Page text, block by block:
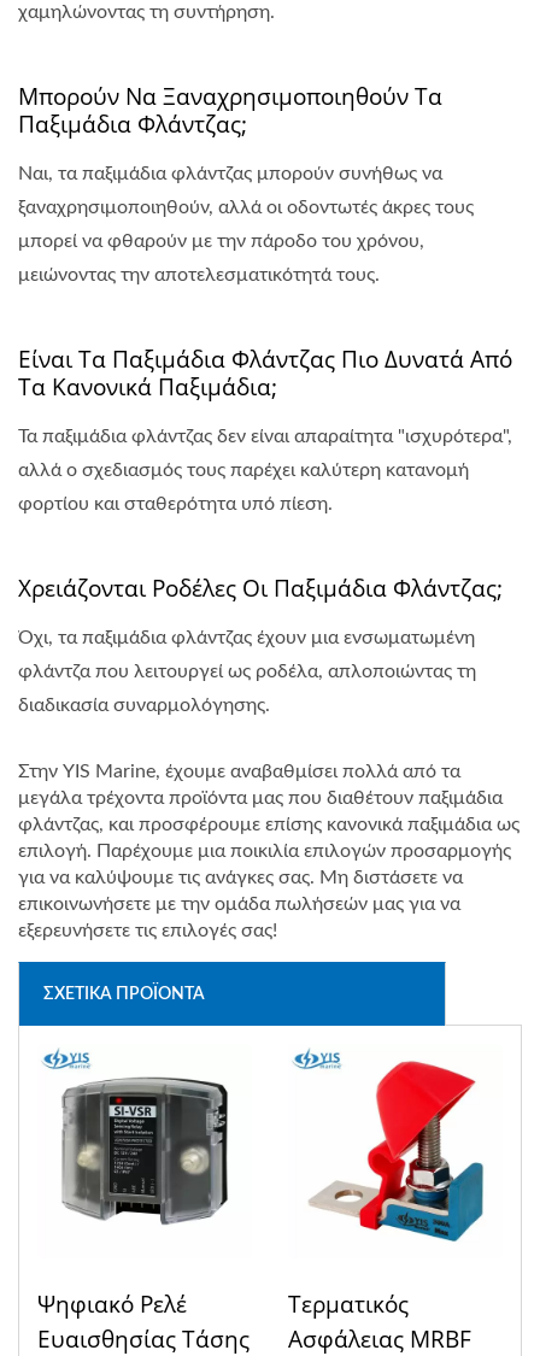
χαμηλώνοντας τη συντήρηση.
Μπορούν Να Ξαναχρησιμοποιηθούν Τα
Παξιμάδια Φλάντζας;
Ναι, τα παξιμάδια φλάντζας μπορούν συνήθως να
ξαναχρησιμοποιηθούν, αλλά οι οδοντωτές άκρες τους
μπορεί να φθαρούν με την πάροδο του χρόνου,
μειώνοντας την αποτελεσματικότητά τους.
Είναι Τα Παξιμάδια Φλάντζας Πιο Δυνατά Από
Τα Κανονικά Παξιμάδια;
Τα παξιμάδια φλάντζας δεν είναι απαραίτητα "ισχυρότερα",
αλλά ο σχεδιασμός τους παρέχει καλύτερη κατανομή
φορτίου και σταθερότητα υπό πίεση.
Χρειάζονται Ροδέλες Οι Παξιμάδια Φλάντζας;
Όχι, τα παξιμάδια φλάντζας έχουν μια ενσωματωμένη
φλάντζα που λειτουργεί ως ροδέλα, απλοποιώντας τη
διαδικασία συναρμολόγησης.
Στην YIS Marine, έχουμε αναβαθμίσει πολλά από τα
μεγάλα τρέχοντα προϊόντα μας που διαθέτουν παξιμάδια
φλάντζας, και προσφέρουμε επίσης κανονικά παξιμάδια ως
επιλογή. Παρέχουμε μια ποικιλία επιλογών προσαρμογής
για να καλύψουμε τις ανάγκες σας. Μη διστάσετε να
επικοινωνήσετε με την ομάδα πωλήσεών μας για να
εξερευνήσετε τις επιλογές σας!
ΣΧΕΤΙΚΆ ΠΡΟΪΌΝΤΑ
Ψηφιακό Ρελέ
Ευαισθησίας Τάσης
Τερματικός
Ασφάλειας MRBF